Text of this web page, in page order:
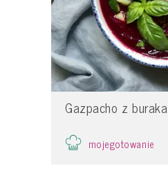
Gazpacho z buraka
mojegotowanie